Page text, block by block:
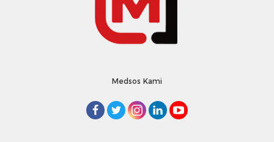
Medsos Kami